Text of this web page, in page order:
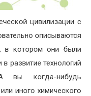
цивилизации с
описываются
в котором они были
развитие технологий
когда-нибудь
иного химического